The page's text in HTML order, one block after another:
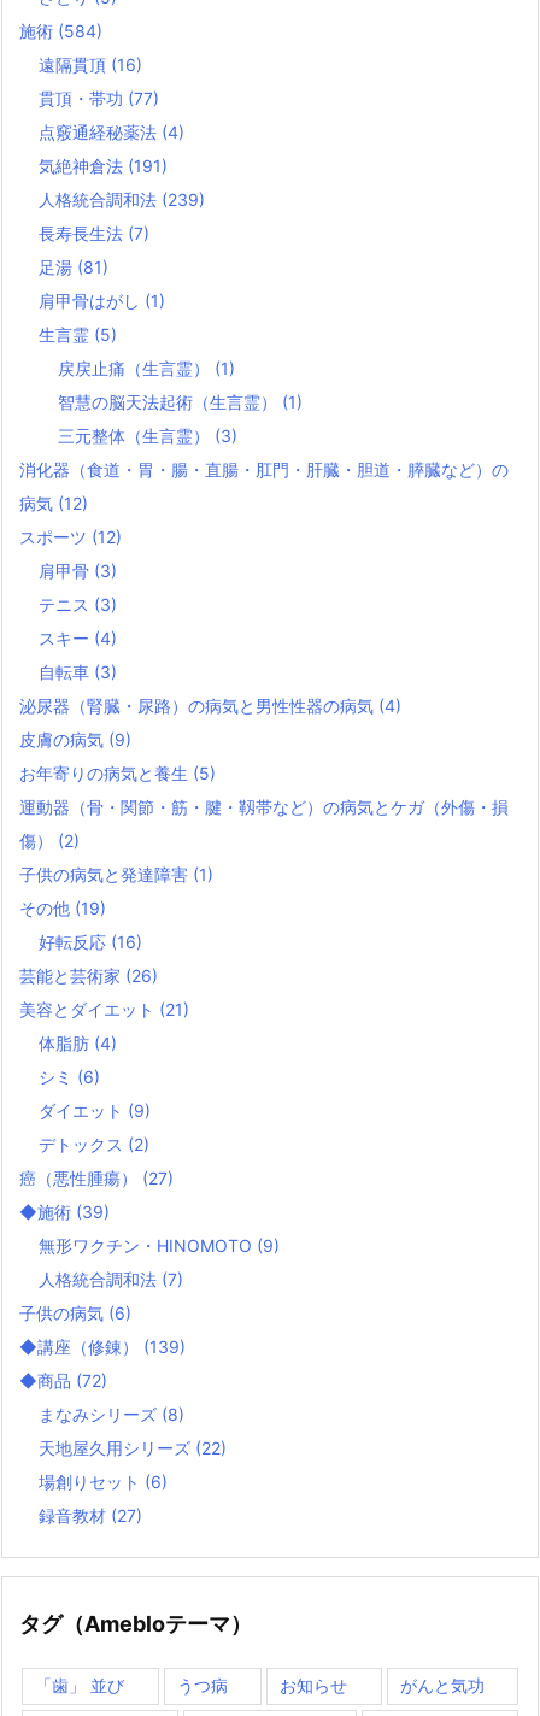
施術 (584)
遠隔貫頂 (16)
貫頂・帯功 (77)
点竅通経秘薬法 (4)
気絶神倉法 (191)
人格統合調和法 (239)
長寿長生法 (7)
足湯 (81)
肩甲骨はがし (1)
生言霊 (5)
戻戻止痛（生言霊） (1)
智慧の脳天法起術（生言霊） (1)
三元整体（生言霊） (3)
消化器（食道・胃・腸・直腸・肛門・肝臓・胆道・膵臓など）の
病気 (12)
スポーツ (12)
肩甲骨 (3)
テニス (3)
スキー (4)
自転車 (3)
泌尿器（腎臓・尿路）の病気と男性性器の病気 (4)
皮膚の病気 (9)
お年寄りの病気と養生 (5)
運動器（骨・関節・筋・腱・靱帯など）の病気とケガ（外傷・損
傷） (2)
子供の病気と発達障害 (1)
その他 (19)
好転反応 (16)
芸能と芸術家 (26)
美容とダイエット (21)
体脂肪 (4)
シミ (6)
ダイエット (9)
デトックス (2)
癌（悪性腫瘍） (27)
◆施術 (39)
無形ワクチン・HINOMOTO (9)
人格統合調和法 (7)
子供の病気 (6)
◆講座（修錬） (139)
◆商品 (72)
まなみシリーズ (8)
天地屋久用シリーズ (22)
場創りセット (6)
録音教材 (27)
タグ（Amebloテーマ）
「歯」 並び うつ病 お知らせ がんと気功